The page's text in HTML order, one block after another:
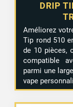
DRIP
Améliorez
Tip rond 510
de 10 pièces,
compatible
parmi une
vape